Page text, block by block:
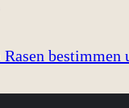
bestimmen